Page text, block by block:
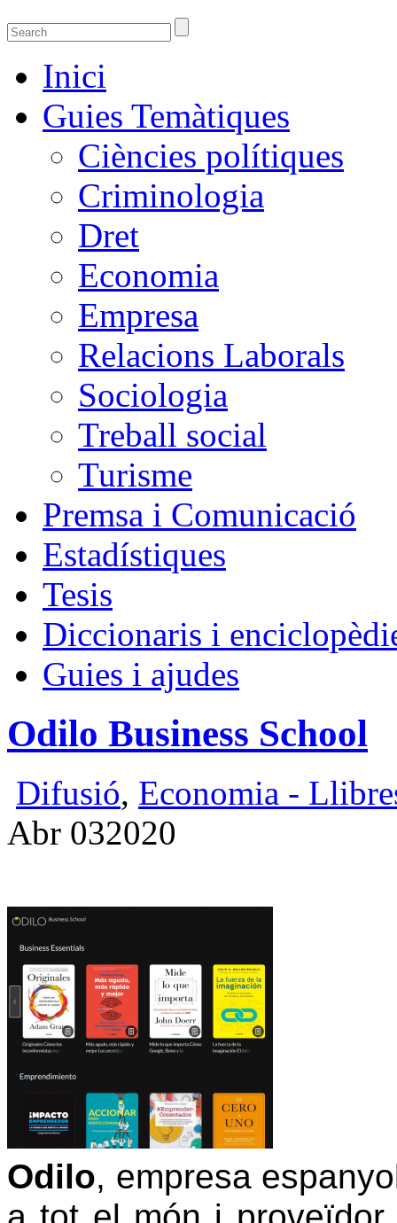
Guies temàtiques de la Biblioteca de
Guies temàtiques de Ciencies Socials, Jurídiques i econòmiques
Inici
Guies Temàtiques
Ciències polítiques
Criminologia
Dret
Economia
Empresa
Relacions Laborals
Sociologia
Treball social
Turisme
Premsa i Comunicació
Estadístiques
Tesis
Diccionaris i
Guies i ajudes
Odilo Business School
Difusió, Economia -
Abr 032020
Odilo, empresa